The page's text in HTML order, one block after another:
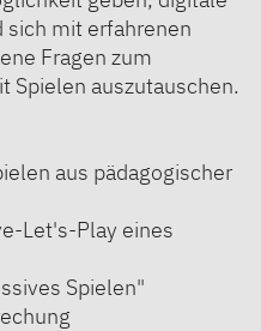
sich mit erfahrenen
Fragen zum
Spielen auszutauschen.
aus pädagogischer
Let's-Play eines
Spielen"